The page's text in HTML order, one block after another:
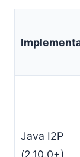
Java I2P
(2.10.0+)